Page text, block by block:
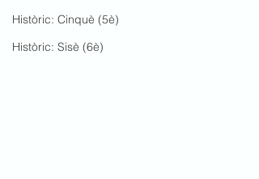
Històric: Cinquè (5è)
Històric: Sisè (6è)